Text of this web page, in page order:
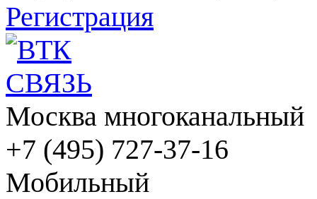
Регистрация
Москва многоканальный
+7 (495) 727-37-16
Мобильный